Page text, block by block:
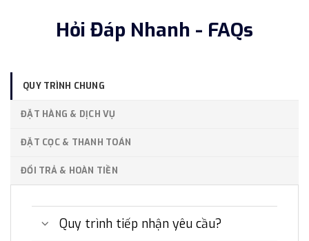
Hỏi Đáp Nhanh - FAQs
QUY TRÌNH CHUNG
ĐẶT HÀNG & DỊCH VỤ
ĐẶT CỌC & THANH TOÁN
ĐỔI TRẢ & HOÀN TIỀN
Quy trình tiếp nhận yêu cầu?